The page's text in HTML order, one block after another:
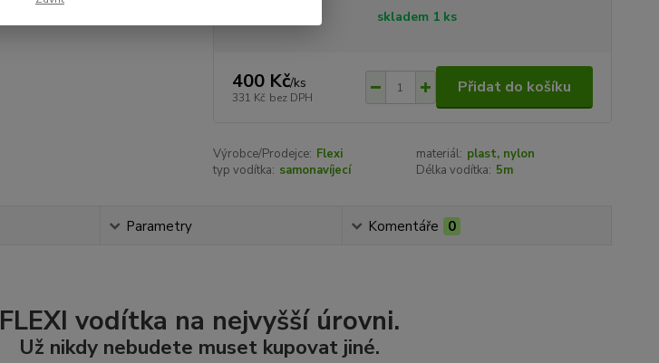
skladem 1 ks
400 Kč/ks
331 Kč bez DPH
Přidat do košíku
Výrobce/Prodejce: Flexi materiál: plast, nylon
typ vodítka: samonavíjecí Délka vodítka: 5m
Parametry Komentáře 0
FLEXI vodítka na nejvyšší úrovni.
Už nikdy nebudete muset kupovat jiné.